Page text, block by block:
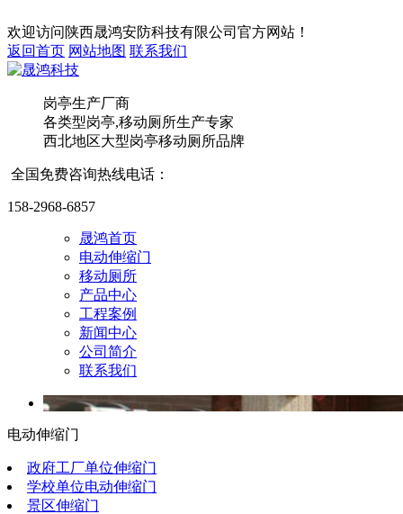
欢迎访问 陕西晟鸿安防科技有限公司 官方网站！
返回首页 网站地图 联系我们
岗亭生产厂商
各类型岗亭,移动厕所生产专家
西北地区大型岗亭移动厕所品牌
全国免费咨询热线电话：
158-2968-6857
晟鸿首页
电动伸缩门
移动厕所
产品中心
工程案例
新闻中心
公司简介
联系我们
电动伸缩门
政府工厂单位伸缩门
学校单位电动伸缩门
景区伸缩门